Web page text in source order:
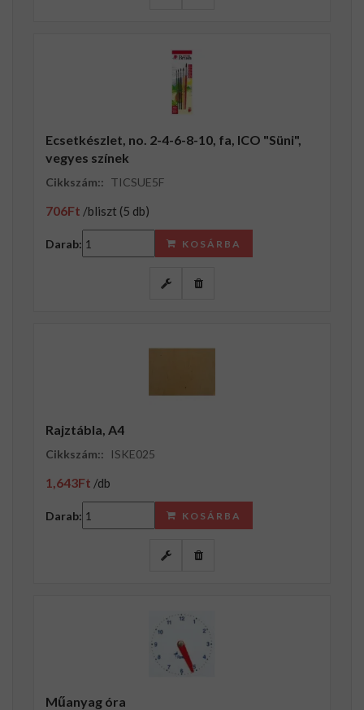
Ecsetkészlet, no. 2-4-6-8-10, fa, ICO "Süni",
vegyes színek
Cikkszám:: TICSUE5F
706Ft /bliszt (5 db)
Darab: KOSÁRBA
Rajztábla, A4
Cikkszám:: ISKE025
1,643Ft /db
Darab: KOSÁRBA
Műanyag óra